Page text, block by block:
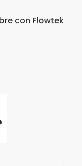
con Flowtek